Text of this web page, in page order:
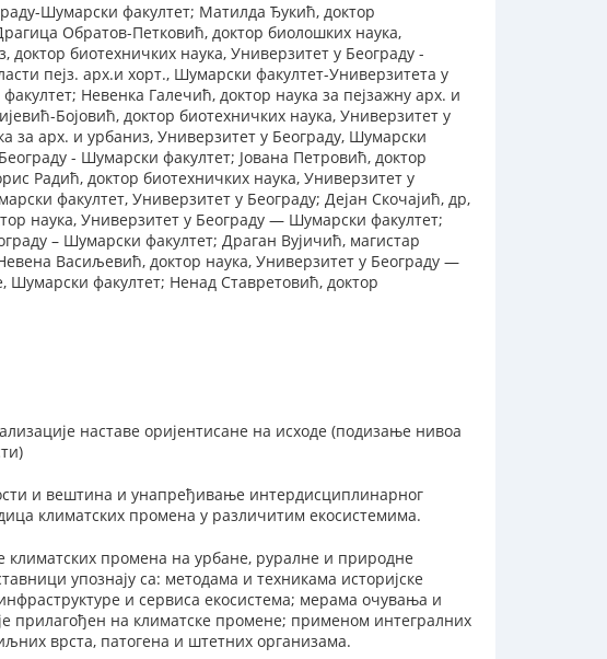
Шумарски факултет; Maтилда Ђукић, доктор
Обратов-Петковић, доктор биолошких наука,
биотехничких наука, Универзитет у Београду -
пејз. арх.и хорт., Шумарски факултет-Универзитета у
Невенка Галечић, доктор наука за пејзажну арх. и
Бојовић, доктор биотехничких наука, Универзитет у
за арх. и урбаниз, Универзитет у Београду, Шумарски
- Шумарски факултет; Јована Петровић, доктор
Радић, доктор биотехничких наука, Универзитет у
факултет, Универзитет у Београду; Дејан Скочајић, др,
наука, Универзитет у Београду — Шумарски факултет;
– Шумарски факултет; Драган Вујичић, магистар
Васиљевић, доктор наука, Универзитет у Београду —
факултет; Ненад Ставретовић, доктор
наставе оријентисане на исходе (подизање нивоа
и вештина и унапређивање интердисциплинарног
климатских промена у различитим екосистемима.
промена на урбане, руралне и природне
упознају са: методама и техникама историјске
и сервиса екосистема; мерама очувања и
прилагођен на климатске промене; применом интегралних
врста, патогена и штетних организама.